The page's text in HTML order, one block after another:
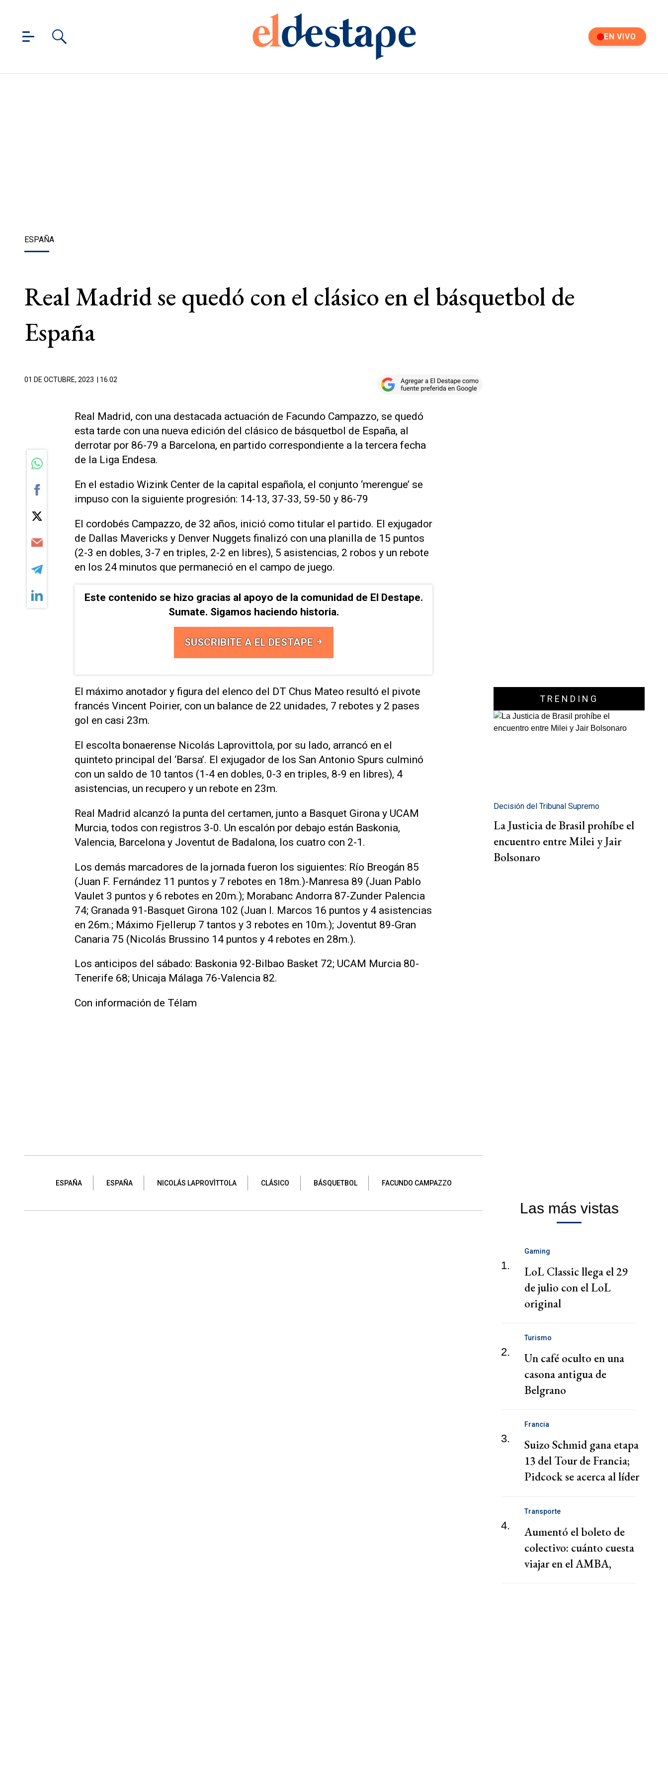
EN VIVO
ESPAÑA
Real Madrid se quedó con el clásico en el básquetbol de
España
01 DE OCTUBRE, 2023 | 16.02
Real Madrid, con una destacada actuación de Facundo Campazzo, se quedó
esta tarde con una nueva edición del clásico de básquetbol de España, al
derrotar por 86-79 a Barcelona, en partido correspondiente a la tercera fecha
de la Liga Endesa.
En el estadio Wizink Center de la capital española, el conjunto ‘merengue’ se
impuso con la siguiente progresión: 14-13, 37-33, 59-50 y 86-79
El cordobés Campazzo, de 32 años, inició como titular el partido. El exjugador
de Dallas Mavericks y Denver Nuggets finalizó con una planilla de 15 puntos
(2-3 en dobles, 3-7 en triples, 2-2 en libres), 5 asistencias, 2 robos y un rebote
en los 24 minutos que permaneció en el campo de juego.
Este contenido se hizo gracias al apoyo de la comunidad de El Destape.
Sumate. Sigamos haciendo historia.
SUSCRIBITE A EL DESTAPE
El máximo anotador y figura del elenco del DT Chus Mateo resultó el pivote
francés Vincent Poirier, con un balance de 22 unidades, 7 rebotes y 2 pases
gol en casi 23m.
El escolta bonaerense Nicolás Laprovittola, por su lado, arrancó en el
quinteto principal del ‘Barsa’. El exjugador de los San Antonio Spurs culminó
con un saldo de 10 tantos (1-4 en dobles, 0-3 en triples, 8-9 en libres), 4
asistencias, un recupero y un rebote en 23m.
Real Madrid alcanzó la punta del certamen, junto a Basquet Girona y UCAM
Murcia, todos con registros 3-0. Un escalón por debajo están Baskonia,
Valencia, Barcelona y Joventut de Badalona, los cuatro con 2-1.
Los demás marcadores de la jornada fueron los siguientes: Río Breogán 85
(Juan F. Fernández 11 puntos y 7 rebotes en 18m.)-Manresa 89 (Juan Pablo
Vaulet 3 puntos y 6 rebotes en 20m.); Morabanc Andorra 87-Zunder Palencia
74; Granada 91-Basquet Girona 102 (Juan I. Marcos 16 puntos y 4 asistencias
en 26m.; Máximo Fjellerup 7 tantos y 3 rebotes en 10m.); Joventut 89-Gran
Canaria 75 (Nicolás Brussino 14 puntos y 4 rebotes en 28m.).
Los anticipos del sábado: Baskonia 92-Bilbao Basket 72; UCAM Murcia 80-
Tenerife 68; Unicaja Málaga 76-Valencia 82.
Con información de Télam
ESPAÑA ESPAÑA NICOLÁS LAPROVÌTTOLA CLÁSICO BÁSQUETBOL FACUNDO CAMPAZZO
TRENDING
Decisión del Tribunal Supremo
La Justicia de Brasil prohíbe el
encuentro entre Milei y Jair
Bolsonaro
Las más vistas
1.
Gaming
LoL Classic llega el 29
de julio con el LoL
original
2.
Turismo
Un café oculto en una
casona antigua de
Belgrano
3.
Francia
Suizo Schmid gana etapa
13 del Tour de Francia;
Pidcock se acerca al líder
4.
Transporte
Aumentó el boleto de
colectivo: cuánto cuesta
viajar en el AMBA,